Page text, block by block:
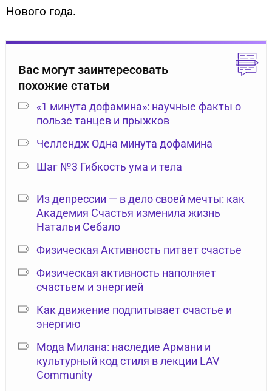
Нового года.
Вас могут заинтересовать
похожие статьи
«1 минута дофамина»: научные факты о
пользе танцев и прыжков
Челлендж Одна минута дофамина
Шаг №3 Гибкость ума и тела
Из депрессии — в дело своей мечты: как
Академия Счастья изменила жизнь
Натальи Себало
Физическая Активность питает счастье
Физическая активность наполняет
счастьем и энергией
Как движение подпитывает счастье и
энергию
Мода Милана: наследие Армани и
культурный код стиля в лекции LAV
Community